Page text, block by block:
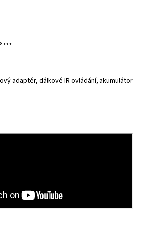
mm
adaptér, dálkové IR ovládání, akumulátor